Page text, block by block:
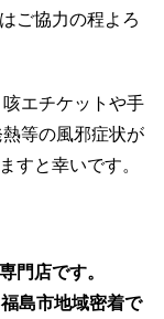
ご協力の程よろ
エチケットや手
等の風邪症状が
すと幸いです。
門店です。
島市地域密着で